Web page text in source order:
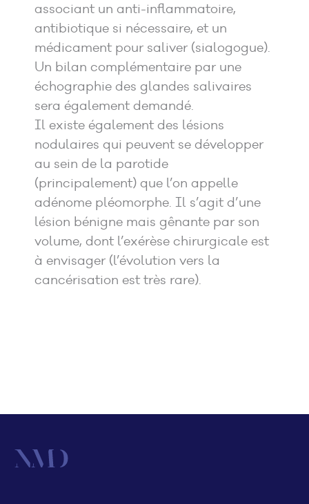
associant un anti-inflammatoire,
antibiotique si nécessaire, et un
médicament pour saliver (sialogogue).
Un bilan complémentaire par une
échographie des glandes salivaires
sera également demandé.
Il existe également des lésions
nodulaires qui peuvent se développer
au sein de la parotide
(principalement) que l’on appelle
adénome pléomorphe. Il s’agit d’une
lésion bénigne mais gênante par son
volume, dont l’exérèse chirurgicale est
à envisager (l’évolution vers la
cancérisation est très rare).